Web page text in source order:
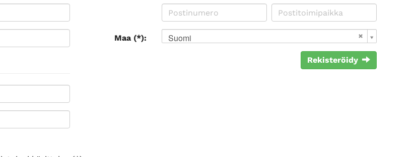
Maa (*): Suomi
Rekisteröidy